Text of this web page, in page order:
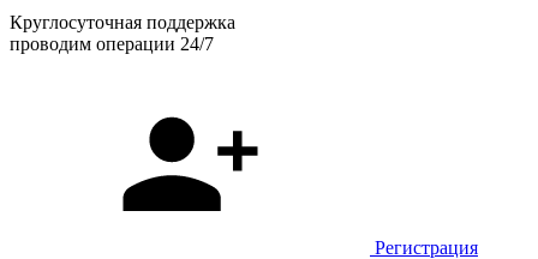
Круглосуточная поддержка
проводим операции 24/7
Регистрация